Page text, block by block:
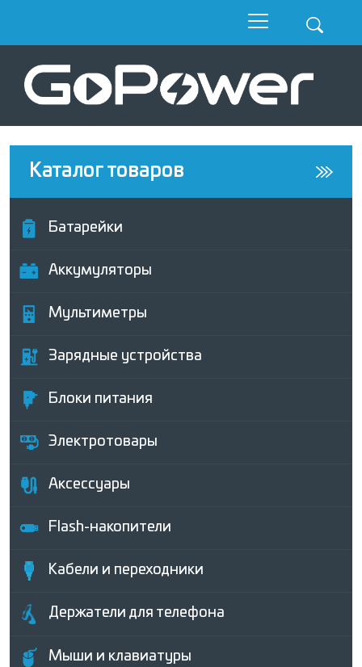
Каталог товаров
Батарейки
Аккумуляторы
Мультиметры
Зарядные устройства
Блоки питания
Электротовары
Аксессуары
Flash-накопители
Кабели и переходники
Держатели для телефона
Мыши и клавиатуры